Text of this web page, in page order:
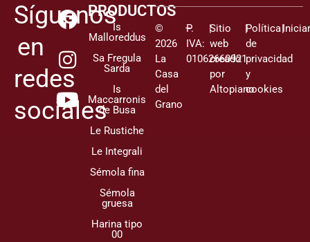
Síguenos
en
redes
sociales
PRODUCTOS
Is
Malloreddus
Sa Fregula
Sarda
Is
Maccarronis
de Busa
Le Rustiche
Le Integrali
Sémola fina
Sémola
gruesa
Harina tipo
00
©
2026
La
Casa
del
Grano
–
P.
IVA:
01062660921
|Sitio
web
creado
por
Altopiano
|Política
de
privacidad
y
cookies